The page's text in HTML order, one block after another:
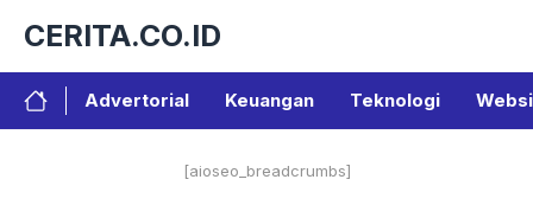
isi
CERITA.CO.ID
Advertorial Keuangan Teknologi
[aioseo_breadcrumbs]